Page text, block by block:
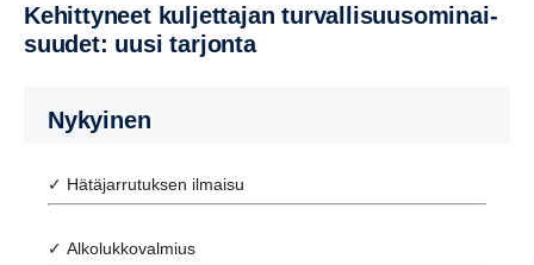
Kehit­ty­neet kuljet­tajan turval­li­suuso­mi­nai­
suudet: uusi tarjonta
Nykyinen
✓ Hätäjarrutuksen ilmaisu
✓ Alkolukkovalmius